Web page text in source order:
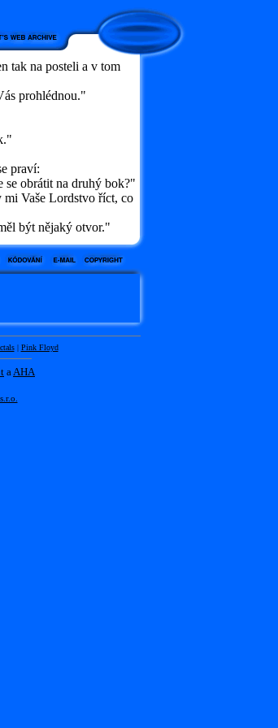
tak na posteli a v tom
prohlédnou."
praví:
se obrátit na druhý bok?"
Vaše Lordstvo říct, co
být nějaký otvor."
| Pink Floyd
aAHA